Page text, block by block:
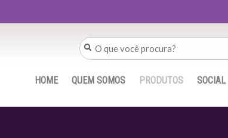
HOME QUEM SOMOS PRODUTOS SOCIAL